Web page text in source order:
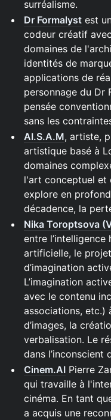
surréalisme.
Dr Formalyst est
codeur créatif
domaines de
identités de
applications de
personnage du Dr
pensée
sans les
AI.S.A.M, artiste,
artistique basé à
domaines
l'art conceptuel et
explore en
décadence, la
Nika Toroptsova
entre l’intelligence
artificielle, le
d’imagination
L’imagination
avec le contenu
associations, etc.)
d’images, la
verbalisation. Le
dans l’inconscient
Cinem.AI Pierre
qui travaille à
cinéma. En tant
a acquis une